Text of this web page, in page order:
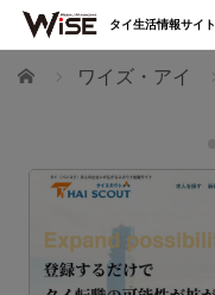
ホーム ワイズ・アイ
タイ生活情報サイト